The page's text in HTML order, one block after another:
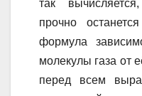
так
прочно
формула
молекулы газа от
перед всем